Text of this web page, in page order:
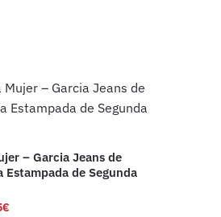
– Garcia Jeans de
Estampada de Segunda
€